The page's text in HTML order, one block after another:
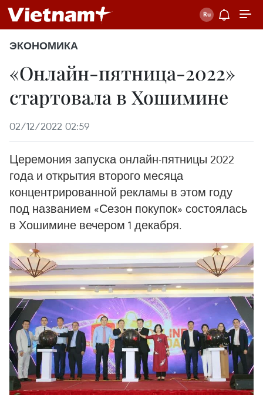
ЭКОНОМИКА
«Онлайн-пятница-2022»
стартовала в Хошимине
02/12/2022 02:59
Церемония запуска онлайн-пятницы 2022
года и открытия второго месяца
концентрированной рекламы в этом году
под названием «Сезон покупок» состоялась
в Хошимине вечером 1 декабря.